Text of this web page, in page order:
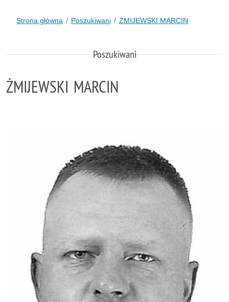
Strona główna Poszukiwani ŻMIJEWSKI MARCIN
Poszukiwani
ŻMIJEWSKI MARCIN